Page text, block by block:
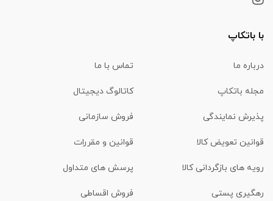
با باتکاپ
درباره ما تماس با ما
مجله باتکاپ کاتالوگ دیجیتال
پذیرش نمایندگی فروش سازمانی
قوانین تعویض کالا قوانین و مقررات
رویه های بازگردانی کالا پرسش های متداول
رهگیری پستی فروش اقساطی